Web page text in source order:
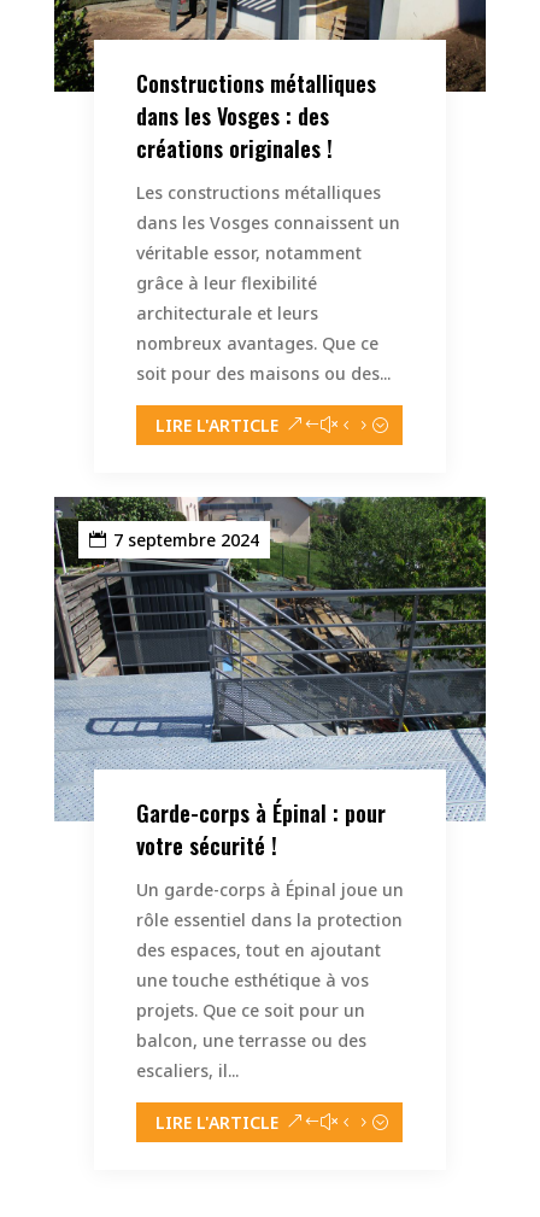
Constructions métalliques
dans les Vosges : des
créations originales !
Les constructions métalliques
dans les Vosges connaissent un
véritable essor, notamment
grâce à leur flexibilité
architecturale et leurs
nombreux avantages. Que ce
soit pour des maisons ou des...
LIRE L'ARTICLE
7 septembre 2024
Garde-corps à Épinal : pour
votre sécurité !
Un garde-corps à Épinal joue un
rôle essentiel dans la protection
des espaces, tout en ajoutant
une touche esthétique à vos
projets. Que ce soit pour un
balcon, une terrasse ou des
escaliers, il...
LIRE L'ARTICLE